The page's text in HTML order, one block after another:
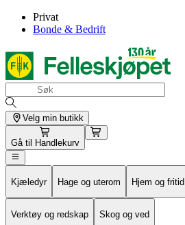
Privat
Bonde & Bedrift
Velg min butikk
Gå til Handlekurv
Kjæledyr Hage og uterom Hjem og fritid
Verktøy og redskap Skog og ved